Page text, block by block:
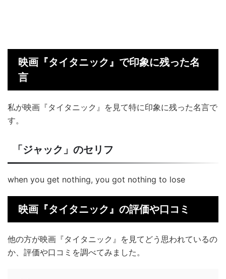
映画『タイタニック』で印象に残った名
言
私が映画『タイタニック』を見て特に印象に残った名言で
す。
「ジャック」のセリフ
when you get nothing, you got nothing to lose
映画『タイタニック』の評価や口コミ
他の方が映画『タイタニック』を見てどう思われているの
か、評価や口コミを調べてみました。